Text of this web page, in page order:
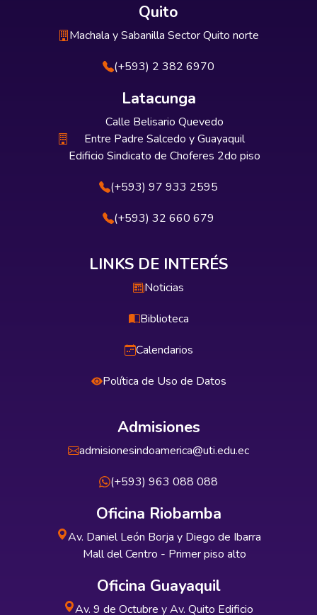
Quito
Machala y Sabanilla Sector Quito norte
(+593) 2 382 6970
Latacunga
Calle Belisario Quevedo
Entre Padre Salcedo y Guayaquil
Edificio Sindicato de Choferes 2do piso
(+593) 97 933 2595
(+593) 32 660 679
LINKS DE INTERÉS
Noticias
Biblioteca
Calendarios
Política de Uso de Datos
Admisiones
admisionesindoamerica@uti.edu.ec
(+593) 963 088 088
Oficina Riobamba
Av. Daniel León Borja y Diego de Ibarra
Mall del Centro - Primer piso alto
Oficina Guayaquil
Av. 9 de Octubre y Av. Quito Edificio